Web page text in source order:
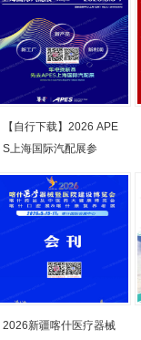
【自行下载】2026 APE
S上海国际汽配展参
2026新疆喀什医疗器械